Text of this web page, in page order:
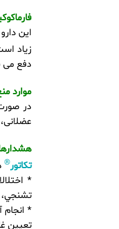
زياد
دفع می
موارد
در
تکاتور®
*
تعيين